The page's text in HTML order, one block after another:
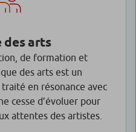
des arts
de formation et
des arts est un
en résonance avec
cesse d’évoluer pour
attentes des artistes.